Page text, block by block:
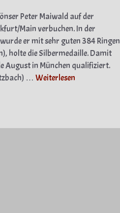
Peter Maiwald auf der
Main verbuchen. In der
er mit sehr guten 384 Ringen
holte die Silbermedaille. Damit
August in München qualifiziert.
… Weiterlesen